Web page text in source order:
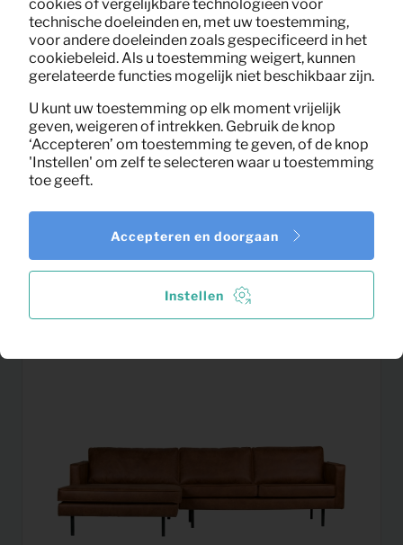
Vakkenkast Teun XL (zwart)
Per maand
cookies of vergelijkbare technologieën voor
technische doeleinden en, met uw toestemming,
voor andere doeleinden zoals gespecificeerd in het
cookiebeleid. Als u toestemming weigert, kunnen
gerelateerde functies mogelijk niet beschikbaar zijn.
U kunt uw toestemming op elk moment vrijelijk
geven, weigeren of intrekken. Gebruik de knop
‘Accepteren’ om toestemming te geven, of de knop
'Instellen' om zelf te selecteren waar u toestemming
toe geeft.
Instellen
Accepteren en doorgaan